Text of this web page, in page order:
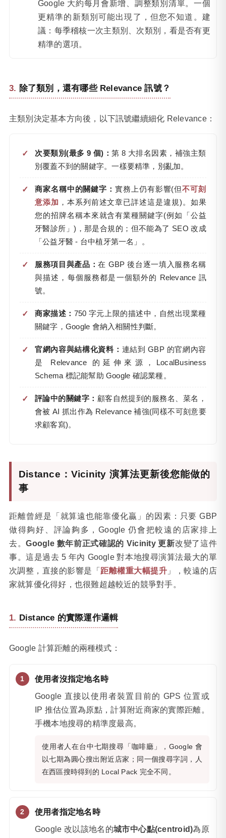
Google 大約每月會新增、調整類別清單。一個
更精準的新類別可能出現了，但您不知道。建
議：每季稽核一次主類別、次類別，看是否有更
精準的選項。
除了類別，還有哪些 Relevance 訊號？
主類別決定基本方向後，以下訊號繼續細化 Relevance：
次要類別(最多 9 個)：第 8 大排名因素，補強主類
別覆蓋不到的關鍵字。一樣要精準，別亂加。
商家名稱中的關鍵字：實務上仍有影響(但不可刻
意添加 ，本系列前述文章已詳述這是違規)。如果
您的招牌名稱本來就含有業種關鍵字(例如「公益
牙醫診所」)，那是合規的；但不能為了 SEO 改成
「公益牙醫 - 台中植牙第一名」。
服務項目與產品：在 GBP 後台逐一填入服務名稱
與描述，每個服務都是一個額外的 Relevance 訊
號。
商家描述： 750 字元上限的描述中，自然出現業種
關鍵字，Google 會納入相關性判斷。
官網內容與結構化資料： 連結到 GBP 的官網內容
是 Relevance 的延伸來源，LocalBusiness
Schema 標記能幫助 Google 確認業種。
評論中的關鍵字： 顧客自然提到的服務名、菜名，
會被 AI 抓出作為 Relevance 補強(同樣不可刻意要
求顧客寫)。
Distance：Vicinity 演算法更新後您能做的
事
距離曾經是「就算遠也能靠優化贏」的因素：只要 GBP
做得夠好、評論夠多，Google 仍會把較遠的店家排上
去。Google 數年前正式確認的 Vicinity 更新改變了這件
事。這是過去 5 年內 Google 對本地搜尋演算法最大的單
次調整，直接的影響是「 距離權重大幅提升 」，較遠的店
家就算優化得好，也很難超越較近的競爭對手。
Distance 的實際運作邏輯
Google 計算距離的兩種模式：
使用者沒指定地名時
Google 直接以使用者裝置目前的 GPS 位置或
IP 推估位置為原點，計算附近商家的實際距離。
手機本地搜尋的精準度最高。
使用者人在台中七期搜尋「咖啡廳」，Google 會
以七期為圓心搜出附近店家；同一個搜尋字詞，人
在西區搜時得到的 Local Pack 完全不同。
使用者指定地名時
Google 改以該地名的城市中心點(centroid)為原